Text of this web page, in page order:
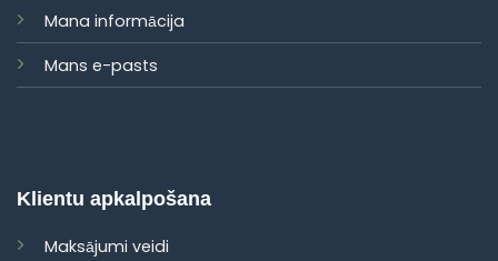
Mana informācija
Mans e-pasts
Klientu apkalpošana
Maksājumi veidi